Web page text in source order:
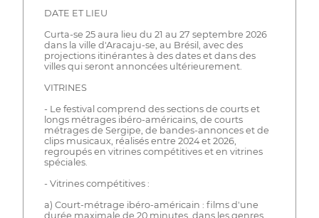
DATE ET LIEU
Curta-se 25 aura lieu du 21 au 27 septembre 2026
dans la ville d'Aracaju-se, au Brésil, avec des
projections itinérantes à des dates et dans des
villes qui seront annoncées ultérieurement.
VITRINES
- Le festival comprend des sections de courts et
longs métrages ibéro-américains, de courts
métrages de Sergipe, de bandes-annonces et de
clips musicaux, réalisés entre 2024 et 2026,
regroupés en vitrines compétitives et en vitrines
spéciales.
- Vitrines compétitives :
a) Court-métrage ibéro-américain : films d'une
durée maximale de 20 minutes, dans les genres